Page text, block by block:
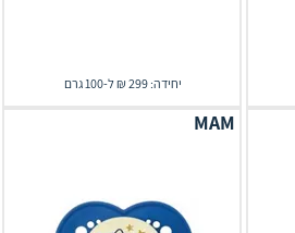
יחידה: 299 ₪ ל-100 גרם
MAM